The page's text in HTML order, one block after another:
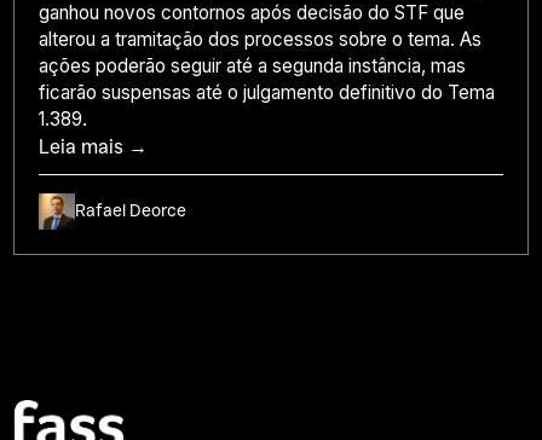
ganhou novos contornos após decisão do STF que
alterou a tramitação dos processos sobre o tema. As
ações poderão seguir até a segunda instância, mas
ficarão suspensas até o julgamento definitivo do Tema
1.389.
Leia mais →
Rafael Deorce